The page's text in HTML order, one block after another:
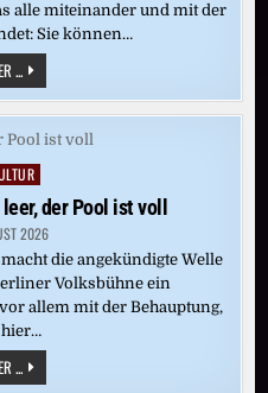
alle miteinander und mit der
Sie können…
...LITERATUR:
DIESER
EWIGE
KAMPF
UM
FREIHEIT
der Pool ist voll
2026
die angekündigte Welle
Volksbühne ein
allem mit der Behauptung,
hier…
...THEATER:
DER